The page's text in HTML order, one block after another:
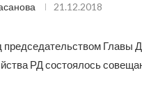
21.12.2018
председательством Главы
РД состоялось